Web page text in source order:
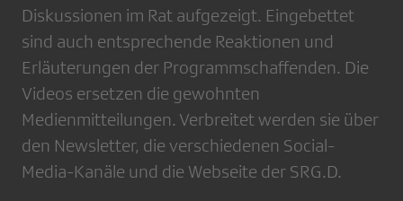
Diskussionen im Rat aufgezeigt. Eingebettet
sind auch entsprechende Reaktionen und
Erläuterungen der Programmschaffenden. Die
Videos ersetzen die gewohnten
Medienmitteilungen. Verbreitet werden sie über
den Newsletter, die verschiedenen Social-
Media-Kanäle und die Webseite der SRG.D.